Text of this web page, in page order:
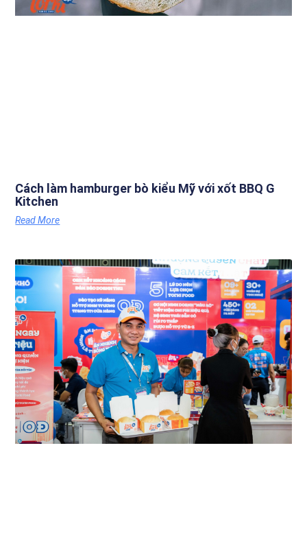
Cách làm hamburger bò kiểu Mỹ với xốt BBQ G
Kitchen
Read More